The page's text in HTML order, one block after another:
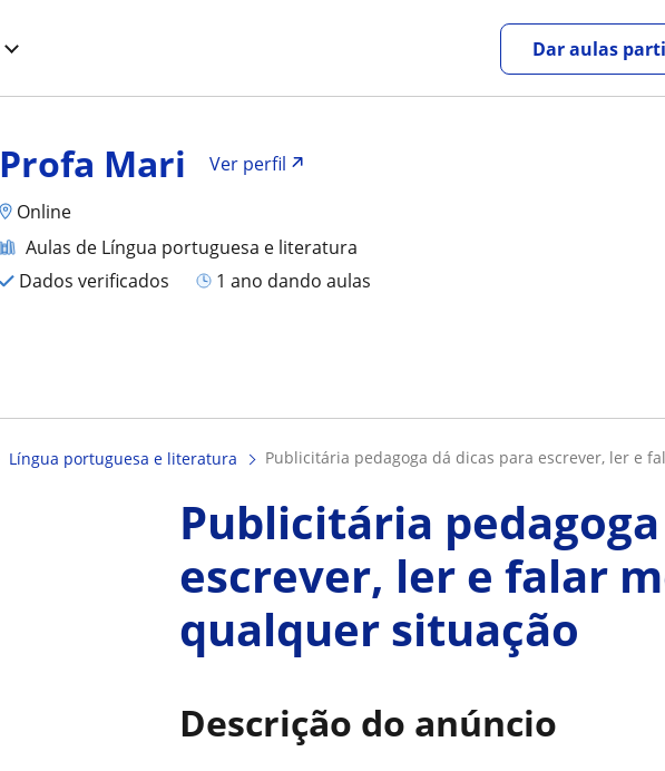
Dar aulas
Profa Mari
Ver perfil
Online
Aulas de Língua portuguesa e literatura
Dados verificados
1 ano dando aulas
Língua portuguesa e literatura publicitária pedagoga dá dicas para escrever, ler e
Publicitária
escrever, ler e falar
qualquer situação
Descrição do anúncio